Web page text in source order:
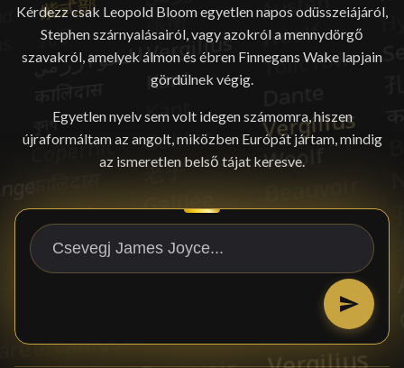
Kérdezz csak Leopold Bloom egyetlen napos odüsszeiájáról,
Stephen szárnyalásairól, vagy azokról a mennydörgő
szavakról, amelyek álmon és ébren Finnegans Wake lapjain
gördülnek végig.
Egyetlen nyelv sem volt idegen számomra, hiszen
újraformáltam az angolt, miközben Európát jártam, mindig
az ismeretlen belső tájat keresve.